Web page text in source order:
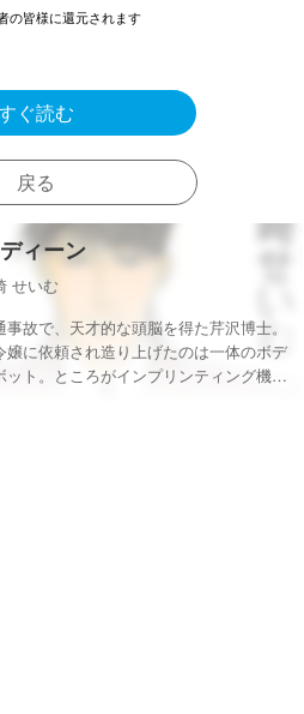
の皆様に還元されます
ぐ読む
戻る
ィーン
せいむ
故で、天才的な頭脳を得た芹沢博士。
嬢に依頼され造り上げたのは一体のボデ
ット。ところがインプリンティング機能